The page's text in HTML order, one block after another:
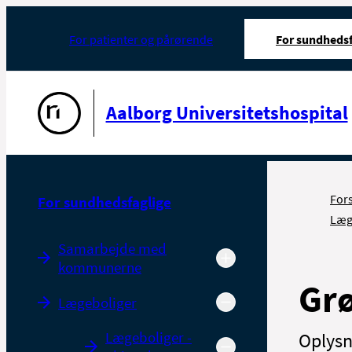
For patienter og pårørende For
Aalborg Universitetshospital
For sundhedsfaglige
Samarbejde med
kommunerne
Lægeboliger
Lægeboliger -